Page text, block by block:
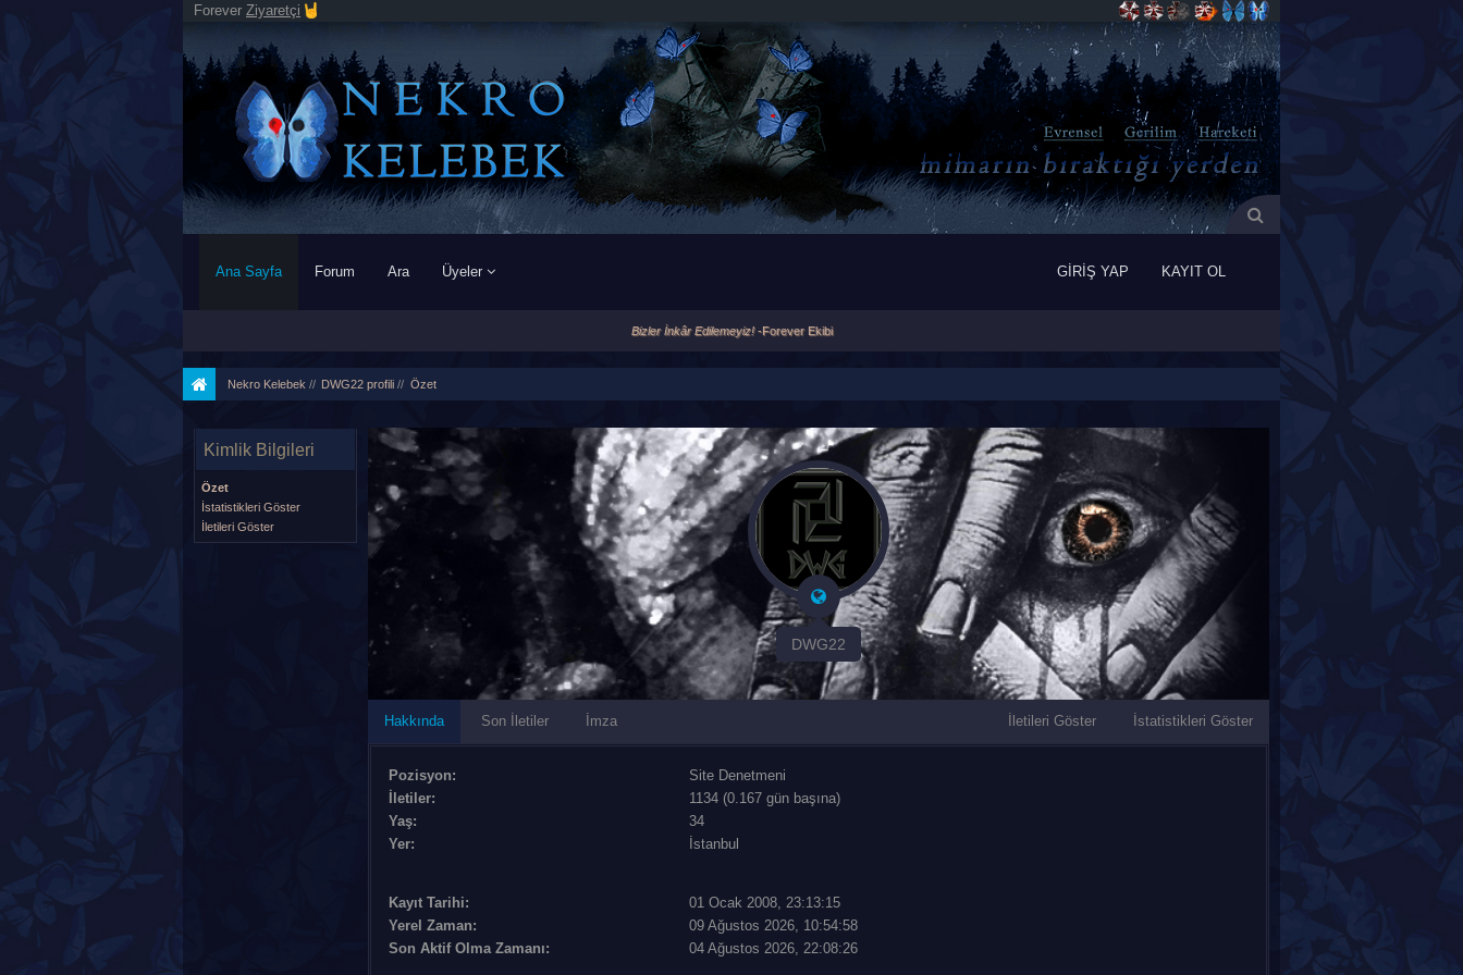
Forever Ziyaretçi
Ana Sayfa Forum Ara Üyeler GİRİŞ YAP KAYIT OL
Bizler İnkâr Edilemeyiz!-Forever Ekibi
Nekro Kelebek // DWG22 profili // Özet
Kimlik Bilgileri
Özet
İstatistikleri Göster
İletileri Göster
DWG22
Hakkında Son İletiler İmza İletileri Göster İstatistikleri Göster
Pozisyon:
Site Denetmeni
İletiler:
1134 (0.167 gün başına)
Yaş:
34
Yer:
İstanbul
Kayıt Tarihi:
01 Ocak 2008, 23:13:15
Yerel Zaman:
09 Ağustos 2026, 10:54:58
Son Aktif Olma Zamanı:
04 Ağustos 2026, 22:08:26